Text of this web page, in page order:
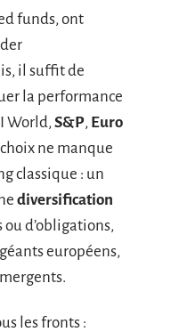
funds, ont
il suffit de
la performance
World, S&P, Euro
ne manque
classique : un
diversification
ou d’obligations,
européens,
les fronts :